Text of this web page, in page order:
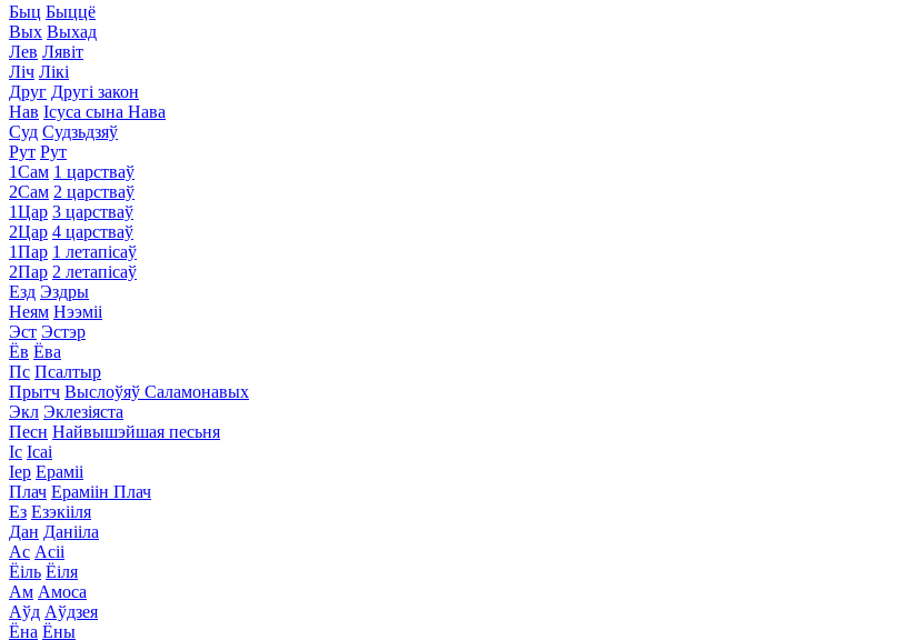
Быц Быццё
Вых Выхад
Лев Лявіт
Ліч Лікі
Друг Другі закон
Нав Ісуса сына Нава
Суд Судзьдзяў
Рут Рут
1Сам 1 царстваў
2Сам 2 царстваў
1Цар 3 царстваў
2Цар 4 царстваў
1Пар 1 летапісаў
2Пар 2 летапісаў
Езд Эздры
Неям Нээміі
Эст Эстэр
Ёв Ёва
Пс Псалтыр
Прытч Выслоўяў Саламонавых
Экл Эклезіяста
Песн Найвышэйшая песьня
Іс Ісаі
Іер Ераміі
Плач Ераміін Плач
Ез Езэкііля
Дан Данііла
Ас Асіі
Ёіль Ёіля
Ам Амоса
Аўд Аўдзея
Ёна Ёны